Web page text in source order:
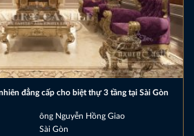
đẳng cấp cho biệt thự 3 tầng tại Sài Gòn
ông Nguyễn Hồng Giao
Sài Gòn